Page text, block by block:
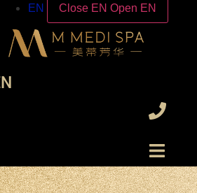
EN
Close EN Open EN